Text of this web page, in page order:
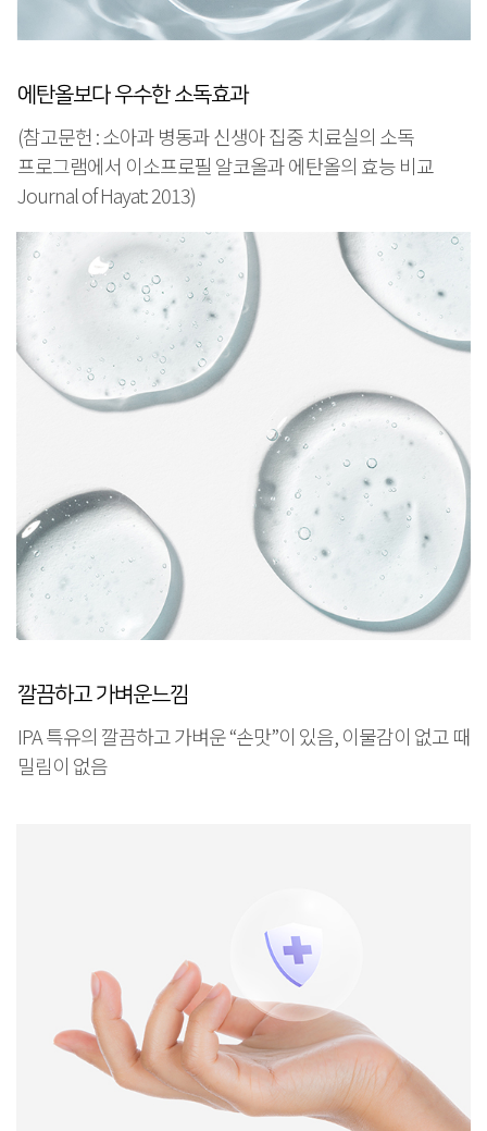
에탄올보다 우수한 소독효과
(참고문헌 : 소아과 병동과 신생아 집중 치료실의 소독
프로그램에서 이소프로필 알코올과 에탄올의 효능 비교
Journal of Hayat: 2013)
깔끔하고 가벼운느낌
IPA 특유의 깔끔하고 가벼운 “손맛”이 있음, 이물감이 없고 때
밀림이 없음